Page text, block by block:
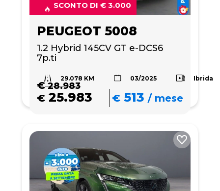
SCONTO DI € 3.000
PEUGEOT 5008
1.2 Hybrid 145CV GT e-DCS6
7p.ti
29.078 KM 03/2025 Ibrida
€28.983
€ 25.983 € 513 /mese